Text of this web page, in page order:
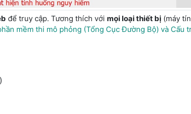
để truy cập. Tương thích với mọi loại thiết bị (máy
mềm thi mô phỏng (Tổng Cục Đường Bộ) và Cấu